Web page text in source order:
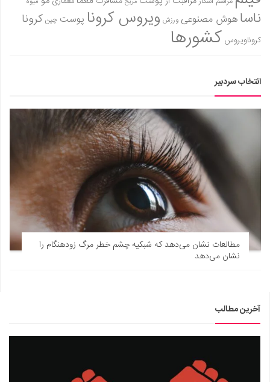
ناساهوش مصنوعی ورزش ویروس کرونا پوست چین کرونا
کروناویروس کشورها
انتخاب سردبیر
مطالعات نشان می‌دهد که شبکیه چشم خطر مرگ زودهنگام را
نشان می‌دهد
آخرین مطالب